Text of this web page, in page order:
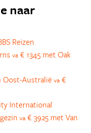
naar
Reizen
va € 1345 met Oak
Oost-Australiëva €
International
va € 3925 met Van